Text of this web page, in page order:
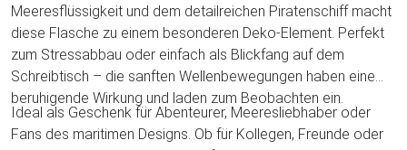
Meeresflüssigkeit und dem detailreichen Piratenschiff macht
diese Flasche zu einem besonderen Deko-Element. Perfekt
zum Stressabbau oder einfach als Blickfang auf dem
Schreibtisch – die sanften Wellenbewegungen haben eine
beruhigende Wirkung und laden zum Beobachten ein.
Ideal als Geschenk für Abenteurer, Meeresliebhaber oder
Fans des maritimen Designs. Ob für Kollegen, Freunde oder